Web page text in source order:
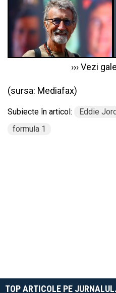
››› Vezi
(sursa: Mediafax)
Subiecte în articol: Eddie
formula 1
TOP ARTICOLE PE